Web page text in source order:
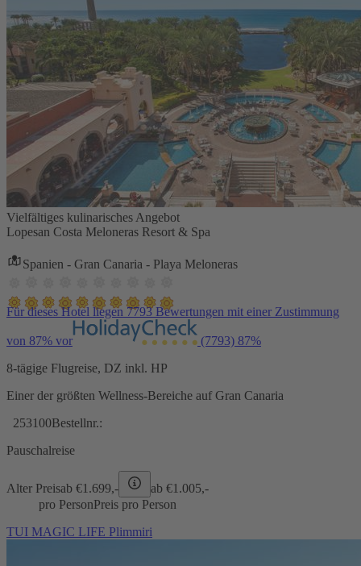
Vielfältiges kulinarisches Angebot
Lopesan Costa Meloneras Resort & Spa
Spanien - Gran Canaria - Playa Meloneras
Für dieses Hotel liegen 7793 Bewertungen mit einer Zustimmung
von 87% vor (7793) 87%
8-tägige Flugreise, DZ inkl. HP
Einer der größten Wellness-Bereiche auf Gran Canaria
253100Bestellnr.:
Pauschalreise
Alter Preisab €1.699,- ab €1.005,-
pro PersonPreis pro Person
TUI MAGIC LIFE Plimmiri